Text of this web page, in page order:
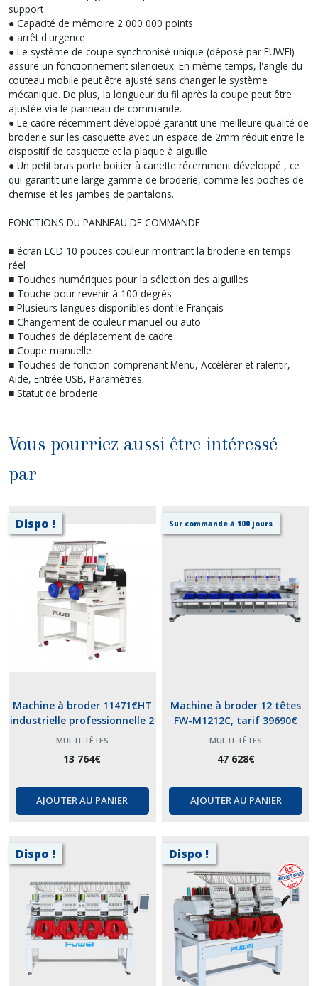
support
● Capacité de mémoire 2 000 000 points
● arrêt d'urgence
● Le système de coupe synchronisé unique (déposé par FUWEI)
assure un fonctionnement silencieux. En même temps, l'angle du
couteau mobile peut être ajusté sans changer le système
mécanique. De plus, la longueur du fil après la coupe peut être
ajustée via le panneau de commande.
● Le cadre récemment développé garantit une meilleure qualité de
broderie sur les casquette avec un espace de 2mm réduit entre le
dispositif de casquette et la plaque à aiguille
● Un petit bras porte boitier à canette récemment développé , ce
qui garantit une large gamme de broderie, comme les poches de
chemise et les jambes de pantalons.
FONCTIONS DU PANNEAU DE COMMANDE
■ écran LCD 10 pouces couleur montrant la broderie en temps
réel
■ Touches numériques pour la sélection des aiguilles
■ Touche pour revenir à 100 degrés
■ Plusieurs langues disponibles dont le Français
■ Changement de couleur manuel ou auto
■ Touches de déplacement de cadre
■ Coupe manuelle
■ Touches de fonction comprenant Menu, Accélérer et ralentir,
Aide, Entrée USB, Paramètres.
■ Statut de broderie
Vous pourriez aussi être intéressé
par
Dispo !
Machine à broder 11471€HT
industrielle professionnelle 2
têtes 15 fils BC-1502C. Ecran
15 aiguilles
MULTI-TÊTES
13 764€
AJOUTER AU PANIER
Sur commande à 100 jours
Machine à broder 12 têtes
FW-M1212C, tarif 39690€
hors taxe
MULTI-TÊTES
47 628€
AJOUTER AU PANIER
Dispo ! Dispo !